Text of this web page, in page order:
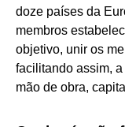
doze países da
membros
objetivo, unir os
facilitando assim,
mão de obra,